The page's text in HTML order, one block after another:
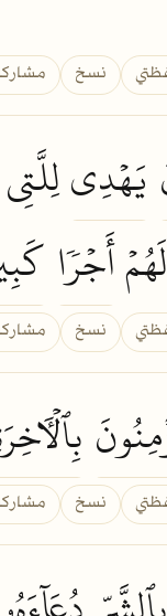
نسخ
يَهۡدِي
أَجۡرٗا
نسخ
نسخ